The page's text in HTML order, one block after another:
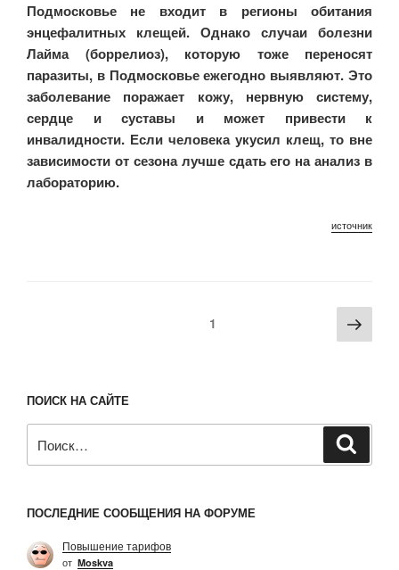
Подмосковье не входит в регионы обитания
энцефалитных клещей. Однако случаи болезни
Лайма (боррелиоз), которую тоже переносят
паразиты, в Подмосковье ежегодно выявляют. Это
заболевание поражает кожу, нервную систему,
сердце и суставы и может привести к
инвалидности. Если человека укусил клещ, то вне
зависимости от сезона лучше сдать его на анализ в
лабораторию.
источник
1
ПОИСК НА САЙТЕ
ПОСЛЕДНИЕ СООБЩЕНИЯ НА ФОРУМЕ
Повышение тарифов
от Moskva